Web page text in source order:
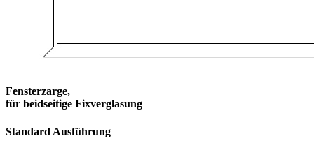
Fensterzarge,
für beidseitige Fixverglasung
Standard Ausführung